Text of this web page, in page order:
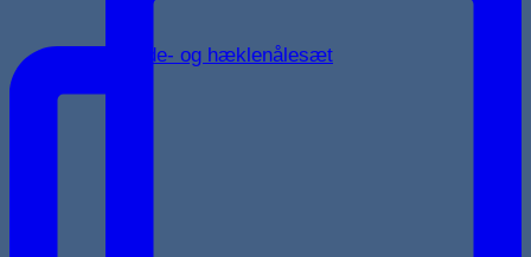
Strikkepinde- og hæklenålesæt